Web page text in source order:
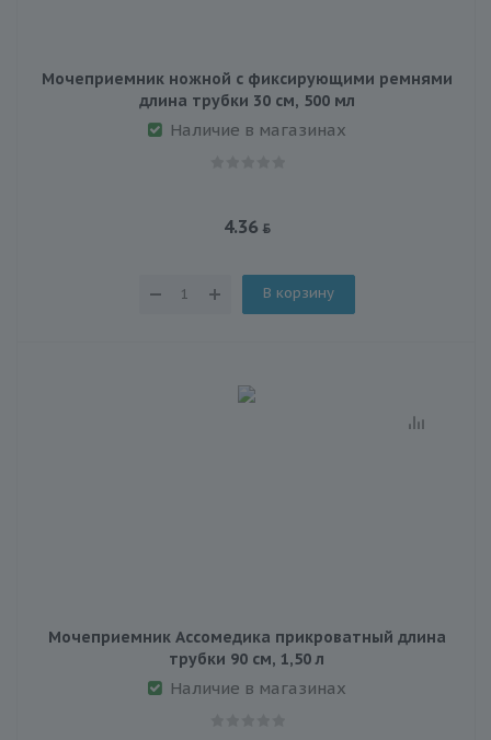
Мочеприемник ножной с фиксирующими ремнями
длина трубки 30 см, 500 мл
Наличие в магазинах
4.36
В корзину
Мочеприемник Ассомедика прикроватный длина
трубки 90 см, 1,50 л
Наличие в магазинах